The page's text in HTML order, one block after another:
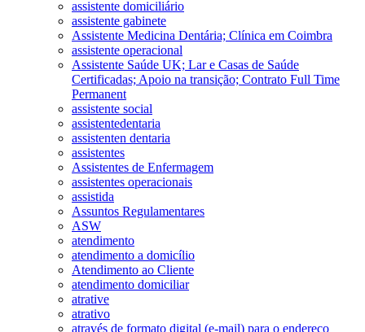
assistente domiciliário
assistente gabinete
Assistente Medicina Dentária; Clínica em Coimbra
assistente operacional
Assistente Saúde UK; Lar e Casas de Saúde
Certificadas; Apoio na transição; Contrato Full Time
Permanent
assistente social
assistentedentaria
assistenten dentaria
assistentes
Assistentes de Enfermagem
assistentes operacionais
assistida
Assuntos Regulamentares
ASW
atendimento
atendimento a domicílio
Atendimento ao Cliente
atendimento domiciliar
atrative
atrativo
através de formato digital (e-mail) para o endereço